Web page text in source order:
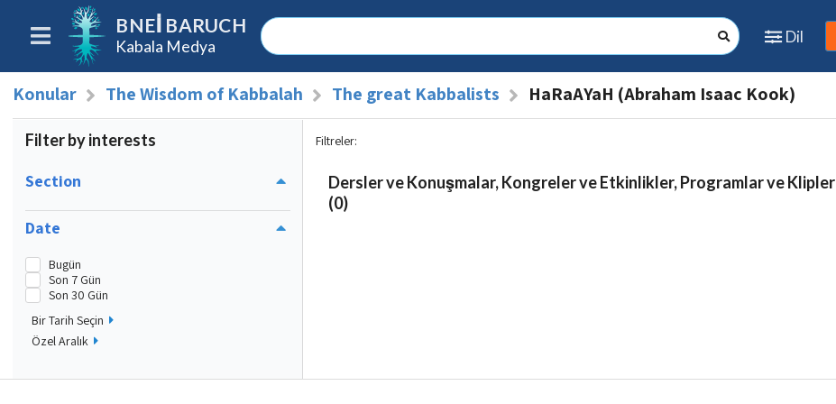
BNEI BARUCH
Kabala Medya
Dil
Konular The Wisdom of Kabbalah The great Kabbalists HaRaAYaH (Abraham Isaac Kook)
Filter by interests
Section
Date
Bugün
Son 7 Gün
Son 30 Gün
Bir Tarih Seçin
Özel Aralık
Filtreler:
Dersler ve Konuşmalar, Kongreler ve Etkinlikler, Programlar ve Klipler
(0)